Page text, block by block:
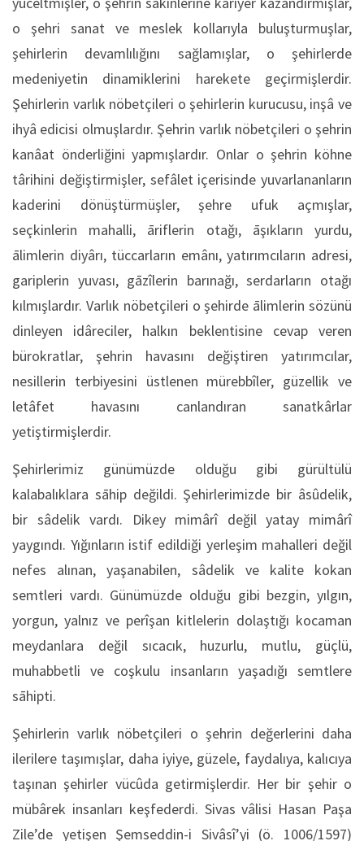
o şehri sanat ve meslek kollarıyla buluşturmuşlar,
şehirlerin devamlılığını sağlamışlar, o şehirlerde
medeniyetin dinamiklerini harekete geçirmişlerdir.
Şehirlerin varlık nöbetçileri o şehirlerin kurucusu, inşâ ve
ihyâ edicisi olmuşlardır. Şehrin varlık nöbetçileri o şehrin
kanâat önderliğini yapmışlardır. Onlar o şehrin köhne
târihini değiştirmişler, sefâlet içerisinde yuvarlananların
kaderini dönüştürmüşler, şehre ufuk açmışlar,
seçkinlerin mahalli, āriflerin otağı, āşıkların yurdu,
ālimlerin diyârı, tüccarların emânı, yatırımcıların adresi,
gariplerin yuvası, gāzîlerin barınağı, serdarların otağı
kılmışlardır. Varlık nöbetçileri o şehirde ālimlerin sözünü
dinleyen idâreciler, halkın beklentisine cevap veren
bürokratlar, şehrin havasını değiştiren yatırımcılar,
nesillerin terbiyesini üstlenen mürebbîler, güzellik ve
letâfet havasını canlandıran sanatkârlar
yetiştirmişlerdir.
Şehirlerimiz günümüzde olduğu gibi gürültülü
kalabalıklara sāhip değildi. Şehirlerimizde bir âsûdelik,
bir sâdelik vardı. Dikey mimârî değil yatay mimârî
yaygındı. Yığınların istif edildiği yerleşim mahalleri değil
nefes alınan, yaşanabilen, sâdelik ve kalite kokan
semtleri vardı. Günümüzde olduğu gibi bezgin, yılgın,
yorgun, yalnız ve perîşan kitlelerin dolaştığı kocaman
meydanlara değil sıcacık, huzurlu, mutlu, güçlü,
muhabbetli ve coşkulu insanların yaşadığı semtlere
sāhipti.
Şehirlerin varlık nöbetçileri o şehrin değerlerini daha
ilerilere taşımışlar, daha iyiye, güzele, faydalıya, kalıcıya
taşınan şehirler vücûda getirmişlerdir. Her bir şehir o
mübârek insanları keşfederdi. Sivas vâlisi Hasan Paşa
Zile’de yetişen Şemseddin-i Sivâsî’yi (ö. 1006/1597)